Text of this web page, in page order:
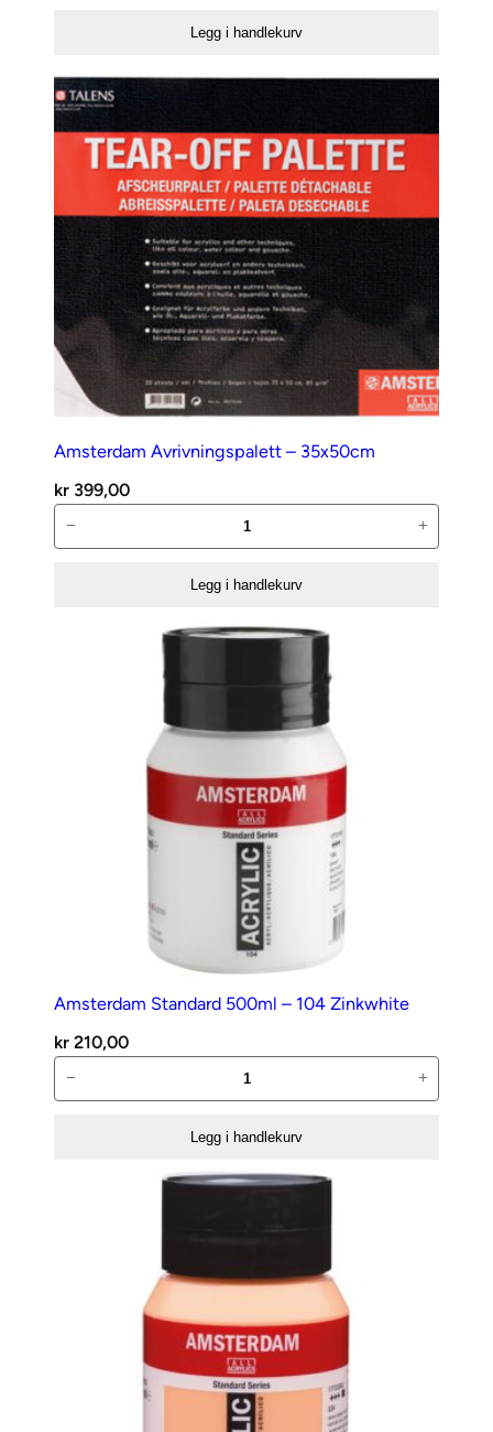
Legg i handlekurv
Amsterdam Avrivningspalett – 35x50cm
kr 399,00
Avrivningspalett
− +
Legg i handlekurv
Amsterdam Standard 500ml – 104 Zinkwhite
kr 210,00
Standard
− +
Legg i handlekurv